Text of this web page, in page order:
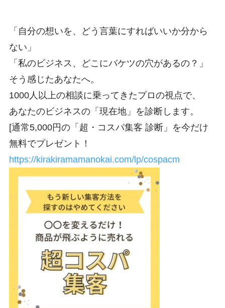
「自分の想いを、どう言葉にすればいいか分から
ない」
「私のビジネス、どこにバケツの穴があるの？」
そう感じたあなたへ。
1000人以上の相談に乗ってきたプロの視点で、
あなたのビジネスの「現在地」を診断します。
[通常5,000円の「超・コスパ集客 診断」を今だけ
無料でプレゼント！
https://kirakiramamanokai.com/lp/cospacm